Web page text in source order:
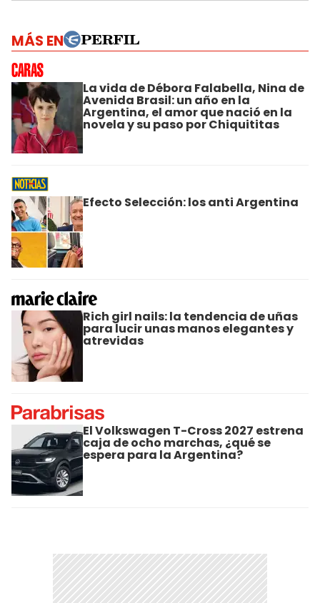
MÁS EN
La vida de Débora Falabella, Nina de
Avenida Brasil: un año en la
Argentina, el amor que nació en la
novela y su paso por Chiquititas
Efecto Selección: los anti Argentina
Rich girl nails: la tendencia de uñas
para lucir unas manos elegantes y
atrevidas
El Volkswagen T-Cross 2027 estrena
caja de ocho marchas, ¿qué se
espera para la Argentina?